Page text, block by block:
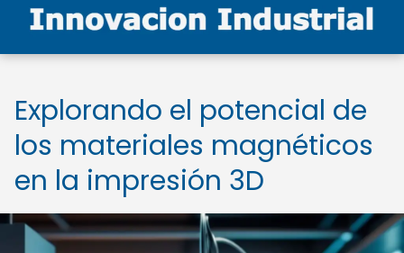
Explorando el potencial de
los materiales magnéticos
en la impresión 3D